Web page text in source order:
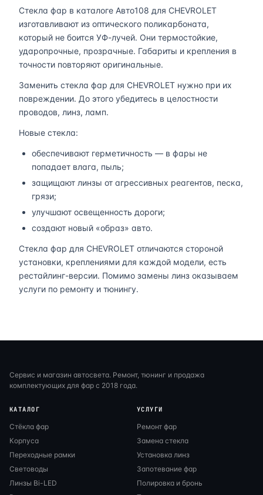
Стекла фар в каталоге Авто108 для CHEVROLET
изготавливают из оптического поликарбоната,
который не боится УФ-лучей. Они термостойкие,
ударопрочные, прозрачные. Габариты и крепления в
точности повторяют оригинальные.
Заменить стекла фар для CHEVROLET нужно при их
повреждении. До этого убедитесь в целостности
проводов, линз, ламп.
Новые стекла:
обеспечивают герметичность — в фары не
попадает влага, пыль;
защищают линзы от агрессивных реагентов, песка,
грязи;
улучшают освещенность дороги;
создают новый «образ» авто.
Стекла фар для CHEVROLET отличаются стороной
установки, креплениями для каждой модели, есть
рестайлинг-версии. Помимо замены линз оказываем
услуги по ремонту и тюнингу.
Сервис и магазин автосвета. Ремонт, тюнинг и продажа
комплектующих для фар с 2018 года.
КАТАЛОГ
Стёкла фар
Корпуса
Переходные рамки
Световоды
Линзы Bi-LED
УСЛУГИ
Ремонт фар
Замена стекла
Установка линз
Запотевание фар
Полировка и бронь